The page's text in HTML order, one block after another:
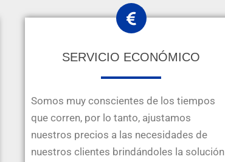
SERVICIO ECONÓMICO
Somos muy conscientes de los tiempos
que corren, por lo tanto, ajustamos
nuestros precios a las necesidades de
nuestros clientes brindándoles la solución